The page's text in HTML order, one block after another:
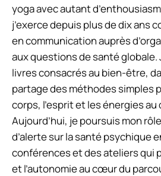
yoga avec autant
j’exerce depuis plus de dix ans
en communication auprès
aux questions de santé globale.
livres consacrés au bien-être,
partage des méthodes simples
corps, l’esprit et les énergies
Aujourd’hui, je poursuis mon
d’alerte sur la santé psychique
conférences et des ateliers qui
et l’autonomie au cœur du